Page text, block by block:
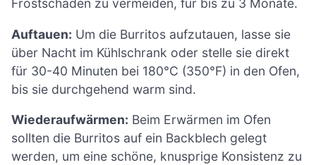
Frostschäden zu vermeiden, für bis zu 3 Monate.
Auftauen: Um die Burritos aufzutauen, lasse sie
über Nacht im Kühlschrank oder stelle sie direkt
für 30-40 Minuten bei 180°C (350°F) in den Ofen,
bis sie durchgehend warm sind.
Wiederaufwärmen: Beim Erwärmen im Ofen
sollten die Burritos auf ein Backblech gelegt
werden, um eine schöne, knusprige Konsistenz zu